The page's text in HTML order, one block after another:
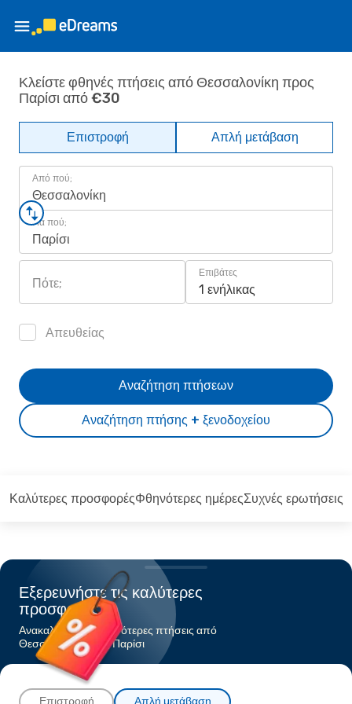
Κλείστε φθηνές πτήσεις από Θεσσαλονίκη προς
Παρίσι από €30
Επιστροφή Απλή μετάβαση
Από πού;
Θεσσαλονίκη
Για πού;
Παρίσι
Πότε;
Επιβάτες
1 ενήλικας
Απευθείας
Αναζήτηση πτήσης + ξενοδοχείου
Αναζήτηση πτήσεων
Καλύτερες προσφορέςΦθηνότερες ημέρεςΣυχνές ερωτήσεις
Εξερευνήστε τις καλύτερες
προσφορές
Ανακαλύψτε τις φθηνότερες πτήσεις από
Θεσσαλονίκηπρος Παρίσι
Επιστροφή Απλή μετάβαση